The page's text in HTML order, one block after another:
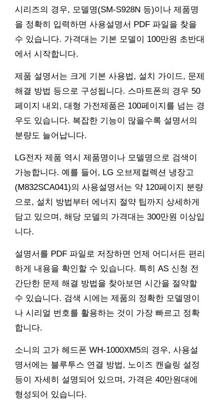
시리즈의 경우, 모델명(SM-S928N 등)이나 제품명
을 정확히 입력하면 사용설명서 PDF 파일을 찾을
수 있습니다. 가격대는 기본 모델이 100만원 초반대
에서 시작합니다.
제품 설명서는 크게 기본 사용법, 설치 가이드, 문제
해결 방법 등으로 구성됩니다. 스마트폰의 경우 50
페이지 내외, 대형 가전제품은 100페이지를 넘는 경
우도 있습니다. 복잡한 기능이 많을수록 설명서의
분량도 늘어납니다.
LG전자 제품 역시 제품명이나 모델명으로 검색이
가능합니다. 예를 들어, LG 오브제컬렉션 냉장고
(M832SCA041)의 사용설명서는 약 120페이지 분량
으로, 설치 방법부터 에너지 절약 팁까지 상세하게
담고 있으며, 해당 모델의 가격대는 300만원 이상입
니다.
설명서를 PDF 파일로 저장하면 언제 어디서든 편리
하게 내용을 확인할 수 있습니다. 특히 AS 신청 전
간단한 문제 해결 방법을 찾아보면 시간을 절약할
수 있습니다. 검색 시에는 제품의 정확한 모델명이
나 시리얼 번호를 활용하는 것이 가장 빠르고 정확
합니다.
소니의 고가 헤드폰 WH-1000XM5의 경우, 사용설
명서에는 블루투스 연결 방법, 노이즈 캔슬링 설정
등이 자세히 설명되어 있으며, 가격은 40만원대에
형성되어 있습니다.